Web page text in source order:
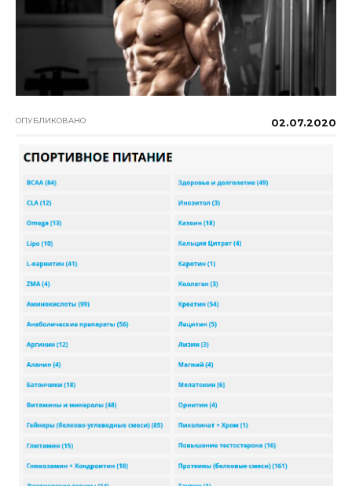
ОПУБЛИКОВАНО 02.07.2020